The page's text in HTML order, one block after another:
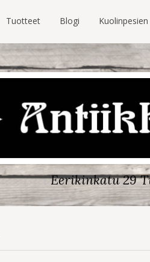
Tuotteet Blogi
Eerikinkatu 29